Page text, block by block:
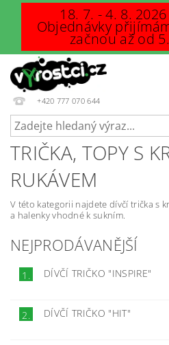
18. 7. - 4. 8.
Objednávky
začnou až od
+420 777 070 644
TRIČKA, TOPY S
RUKÁVEM
V této kategorii najdete dívčí trička s
a halenky vhodné k sukním.
NEJPRODÁVANĚJŠÍ
1.
DÍVČÍ TRIČKO "INSPIRE"
2.
DÍVČÍ TRIČKO "HIT"